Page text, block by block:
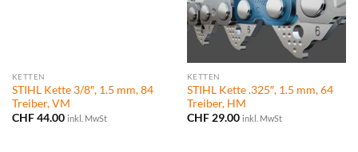
KETTEN
STIHL Kette 3/8″, 1.5 mm, 84
Treiber, VM
CHF44.00 inkl. MwSt
KETTEN
STIHL Kette .325″, 1.5 mm, 64
Treiber, HM
CHF29.00 inkl. MwSt